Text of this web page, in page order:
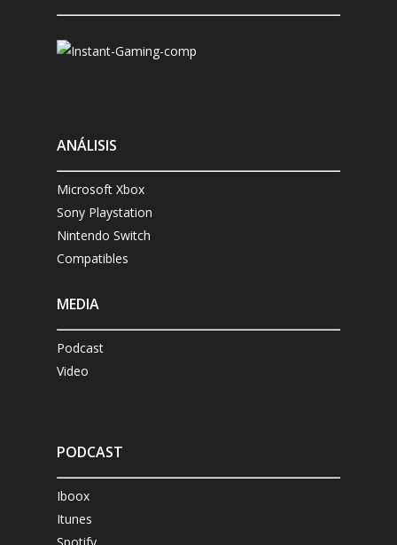
ANÁLISIS
Microsoft Xbox
Sony Playstation
Nintendo Switch
Compatibles
MEDIA
Podcast
Video
PODCAST
Iboox
Itunes
Spotify